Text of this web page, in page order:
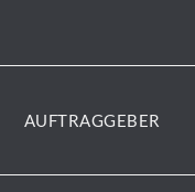
AUFTRAGGEBER